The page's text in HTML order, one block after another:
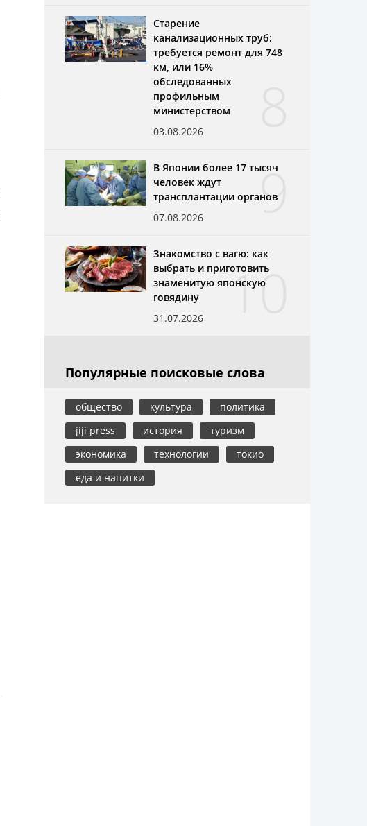
Старение
канализационных труб:
требуется ремонт для 748
км, или 16%
обследованных
профильным
министерством
03.08.2026
9
В Японии более 17 тысяч
человек ждут
трансплантации органов
07.08.2026
10
Знакомство с вагю: как
выбрать и приготовить
знаменитую японскую
говядину
31.07.2026
Популярные поисковые слова
общество культура
политика
jiji press
история
туризм
экономика
технологии
токио
еда и напитки